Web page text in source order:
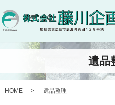
遺品
HOME 遺品整理